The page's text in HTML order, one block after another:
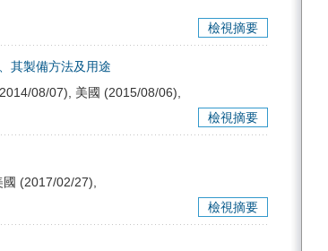
檢視摘要
其製備方法及用途
08/07), 美國 (2015/08/06),
檢視摘要
(2017/02/27),
檢視摘要